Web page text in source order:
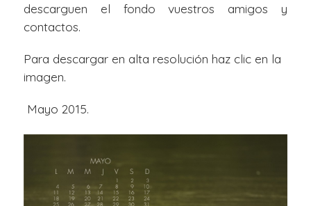
descarguen el fondo vuestros amigos y
contactos.
Para descargar en alta resolución haz clic en la
imagen.
Mayo 2015.